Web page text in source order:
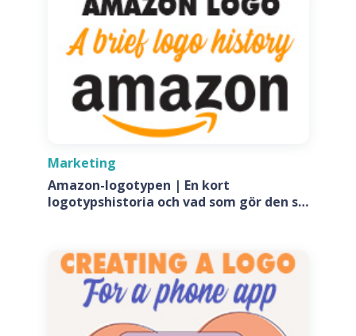
Marketing
Amazon-logotypen | En kort
logotypshistoria och vad som gör den så